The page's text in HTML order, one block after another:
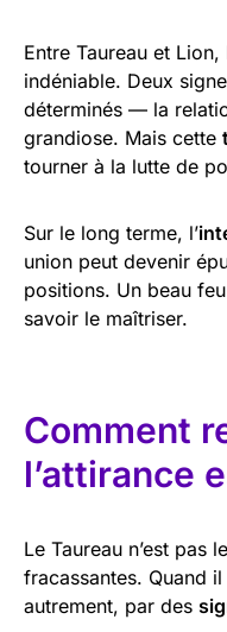
Entre Taureau et Lion,
indéniable. Deux
déterminés — la
grandiose. Mais cette
tourner à la lutte de
Sur le long terme, l’
union peut devenir
positions. Un beau
savoir le maîtriser.
Comment
l’attirance
Le Taureau n’est pas
fracassantes. Quand
autrement, par des